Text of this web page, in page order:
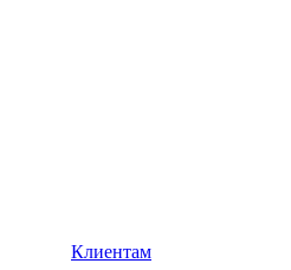
Клиентам